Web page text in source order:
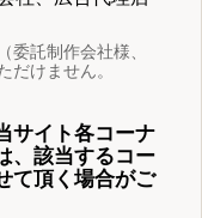
託制作会社様、
だけません。
サイト各コーナ
、該当するコー
て頂く場合がご